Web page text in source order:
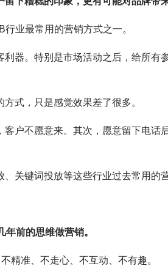
业最常用的营销方式之一。
利器。特别是市场活动之后，给所有
式，只是感觉效果差了很多。
户不愿意来。其次，愿意留下电话
关键词投放等这些行业过去常用的
前的思维做营销。
精准、不走心、不互动、不有趣。